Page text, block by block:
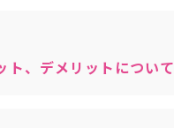
、デメリットについて